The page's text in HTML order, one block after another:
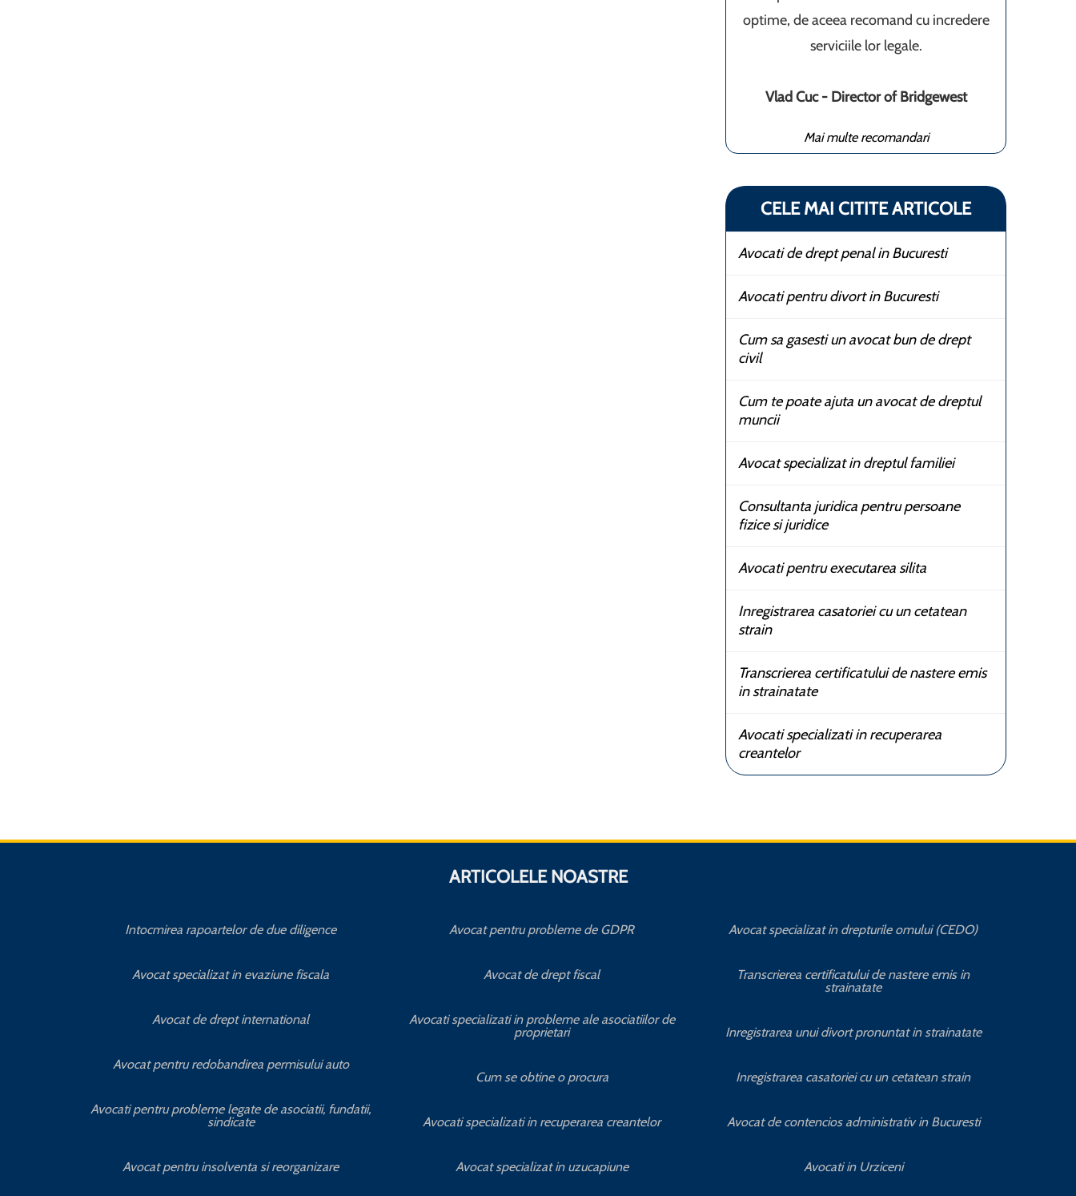
optime, de aceea recomand cu incredere
serviciile lor legale.
Vlad Cuc - Director of Bridgewest
Mai multe recomandari
CELE MAI CITITE ARTICOLE
Avocati de drept penal in Bucuresti
Avocati pentru divort in Bucuresti
Cum sa gasesti un avocat bun de drept
civil
Cum te poate ajuta un avocat de dreptul
muncii
Avocat specializat in dreptul familiei
Consultanta juridica pentru persoane
fizice si juridice
Avocati pentru executarea silita
Inregistrarea casatoriei cu un cetatean
strain
Transcrierea certificatului de nastere emis
in strainatate
Avocati specializati in recuperarea
creantelor
ARTICOLELE NOASTRE
Intocmirea rapoartelor de due diligence
Avocat specializat in evaziune fiscala
Avocat de drept international
Avocat pentru redobandirea permisului auto
Avocati pentru probleme legate de asociatii, fundatii,
sindicate
Avocat pentru insolventa si reorganizare
Avocat pentru probleme de GDPR
Avocat de drept fiscal
Avocati specializati in probleme ale asociatiilor de
proprietari
Cum se obtine o procura
Avocati specializati in recuperarea creantelor
Avocat specializat in uzucapiune
Avocat specializat in drepturile omului (CEDO)
Transcrierea certificatului de nastere emis in
strainatate
Inregistrarea unui divort pronuntat in strainatate
Inregistrarea casatoriei cu un cetatean strain
Avocat de contencios administrativ in Bucuresti
Avocati in Urziceni